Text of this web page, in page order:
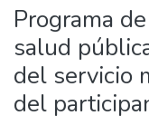
Enlaces de interés ▾
Programa
salud
del servicio
del